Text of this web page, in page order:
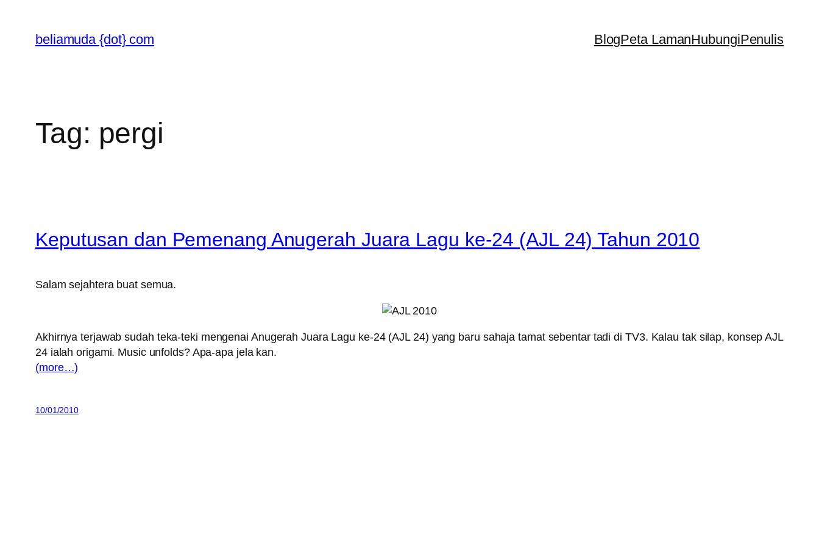
content
beliamuda {dot} com BlogPeta LamanHubungiPenulis
Tag: pergi
Keputusan dan Pemenang Anugerah Juara Lagu ke-24 (AJL 24) Tahun 2010
Salam sejahtera buat semua.
Akhirnya terjawab sudah teka-teki mengenai Anugerah Juara Lagu ke-24 (AJL 24) yang baru sahaja tamat sebentar tadi di TV3. Kalau tak silap, konsep AJL
24 ialah origami. Music unfolds? Apa-apa jela kan.
(more…)
10/01/2010